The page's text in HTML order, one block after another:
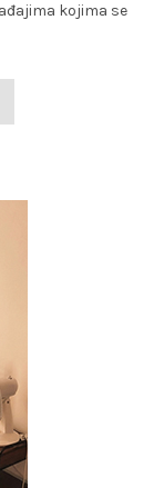
kojima se